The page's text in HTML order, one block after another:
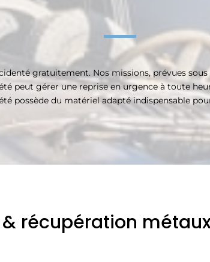
gratuitement. Nos missions, prévues
peut gérer une reprise en urgence à toute
possède du matériel adapté indispensable
récupération